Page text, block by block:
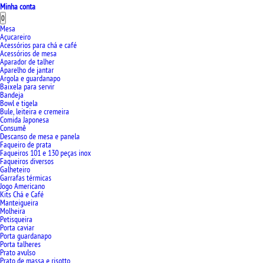
Minha conta
0
Mesa
Açucareiro
Acessórios para chá e café
Acessórios de mesa
Aparador de talher
Aparelho de jantar
Argola e guardanapo
Baixela para servir
Bandeja
Bowl e tigela
Bule, leiteira e cremeira
Comida Japonesa
Consumê
Descanso de mesa e panela
Faqueiro de prata
Faqueiros 101 e 130 peças inox
Faqueiros diversos
Galheteiro
Garrafas térmicas
Jogo Americano
Kits Chá e Café
Manteigueira
Molheira
Petisqueira
Porta caviar
Porta guardanapo
Porta talheres
Prato avulso
Prato de massa e risotto